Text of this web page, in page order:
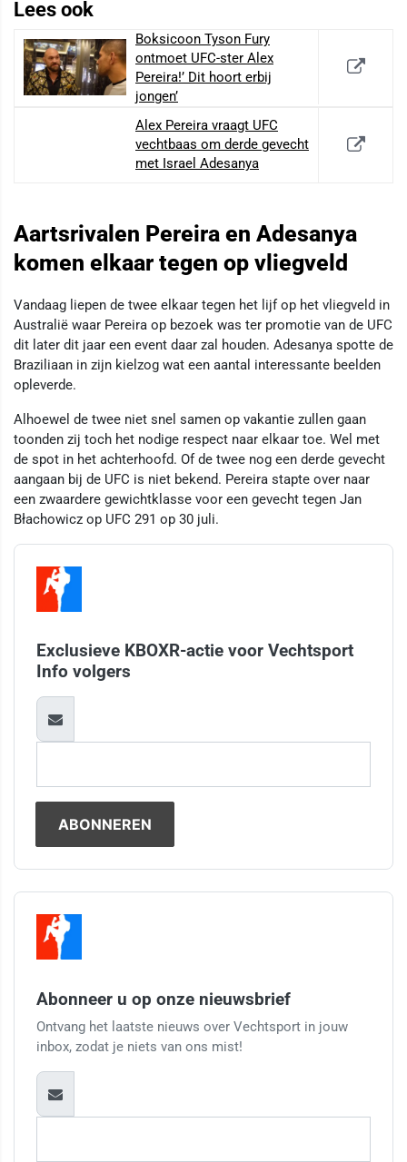
Lees ook
Boksicoon Tyson Fury
ontmoet UFC-ster Alex
Pereira!’ Dit hoort erbij
jongen’
Alex Pereira vraagt UFC
vechtbaas om derde gevecht
met Israel Adesanya
Aartsrivalen Pereira en Adesanya
komen elkaar tegen op vliegveld
Vandaag liepen de twee elkaar tegen het lijf op het vliegveld in
Australië waar Pereira op bezoek was ter promotie van de UFC
dit later dit jaar een event daar zal houden. Adesanya spotte de
Braziliaan in zijn kielzog wat een aantal interessante beelden
opleverde.
Alhoewel de twee niet snel samen op vakantie zullen gaan
toonden zij toch het nodige respect naar elkaar toe. Wel met
de spot in het achterhoofd. Of de twee nog een derde gevecht
aangaan bij de UFC is niet bekend. Pereira stapte over naar
een zwaardere gewichtklasse voor een gevecht tegen Jan
Błachowicz op UFC 291 op 30 juli.
Exclusieve KBOXR-actie voor Vechtsport
Info volgers
Abonneer u op onze nieuwsbrief
Ontvang het laatste nieuws over Vechtsport in jouw
inbox, zodat je niets van ons mist!